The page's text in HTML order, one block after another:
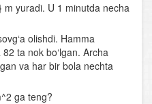
oraliqlari
yuradi. U 1 minutda necha
olishdi. Hamma
ta nok bo‘lgan. Archa
va har bir bola nechta
ga teng?